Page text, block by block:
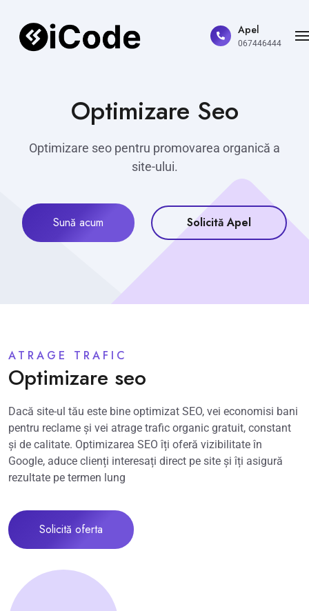
Apel
067446444
Optimizare Seo
Optimizare seo pentru promovarea organică a
site-ului.
Sună acum Solicită Apel
ATRAGE TRAFIC
Optimizare seo
Dacă site-ul tău este bine optimizat SEO, vei economisi bani
pentru reclame și vei atrage trafic organic gratuit, constant
și de calitate. Optimizarea SEO îți oferă vizibilitate în
Google, aduce clienți interesați direct pe site și îți asigură
rezultate pe termen lung
Solicită oferta